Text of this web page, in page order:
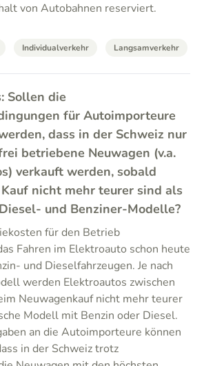
von Autobahnen reserviert.
Individualverkehr Langsamverkehr
Sollen die
für Autoimporteure
dass in der Schweiz nur
betriebene Neuwagen (v.a.
verkauft werden, sobald
nicht mehr teurer sind als
und Benziner-Modelle?
für den Betrieb
Fahren im Elektroauto schon heute
und Dieselfahrzeugen. Je nach
werden Elektroautos zwischen
Neuwagenkauf nicht mehr teurer
Modell mit Benzin oder Diesel.
an die Autoimporteure können
in der Schweiz trotz